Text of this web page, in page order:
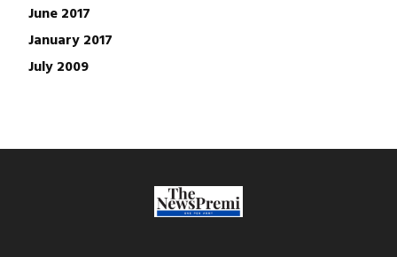
June 2017
January 2017
July 2009